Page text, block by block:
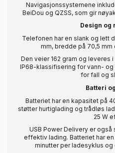
Navigasjonssystemene
BeiDou og QZSS, som gir
Design og
Telefonen har en slank og lett
mm, bredde på 70,5 mm
Den veier 162 gram og leveres
IP68-klassifisering for vann-
for fall og
Batteri
Batteriet har en kapasitet på
støtter hurtiglading og trådløs
25 W
USB Power Delivery er
effektiv lading. Batteriet har
minutter per ladesyklus